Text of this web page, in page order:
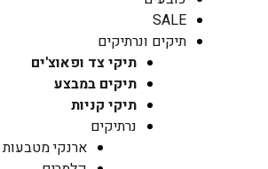
SALE
תיקים ונרתיקים
תיקי צד ופאוצ'ים
תיקים במבצע
תיקי קניות
נרתיקים
ארנקי מטבעות